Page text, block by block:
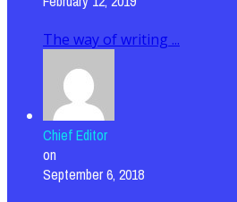
The way of writing ...
Chief Editor
on
September 6, 2018